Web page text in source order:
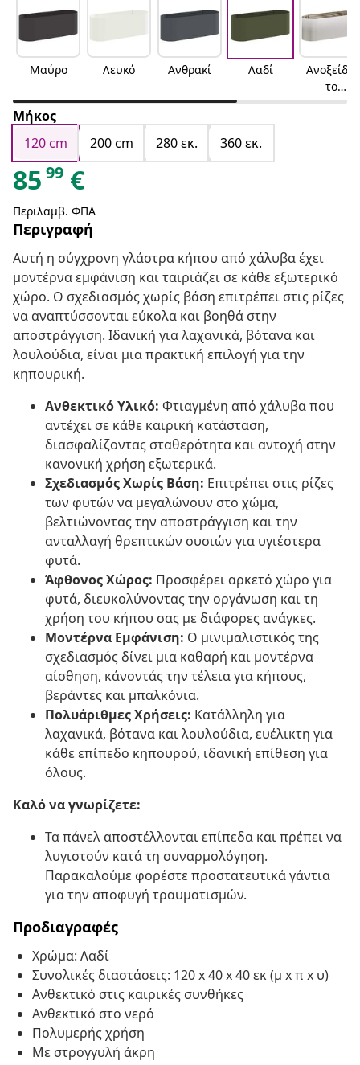
Μαύρο Λευκό Ανθρακί Λαδί
Ανοξείδω
το
ατσάλι
Μήκος
120 cm
200 cm 280 εκ. 360 εκ.
85 99 €
Περιλαμβ. ΦΠΑ
Περιγραφή
Αυτή η σύγχρονη γλάστρα κήπου από χάλυβα έχει
μοντέρνα εμφάνιση και ταιριάζει σε κάθε εξωτερικό
χώρο. Ο σχεδιασμός χωρίς βάση επιτρέπει στις ρίζες
να αναπτύσσονται εύκολα και βοηθά στην
αποστράγγιση. Ιδανική για λαχανικά, βότανα και
λουλούδια, είναι μια πρακτική επιλογή για την
κηπουρική.
Ανθεκτικό Υλικό: Φτιαγμένη από χάλυβα που
αντέχει σε κάθε καιρική κατάσταση,
διασφαλίζοντας σταθερότητα και αντοχή στην
κανονική χρήση εξωτερικά.
Σχεδιασμός Χωρίς Βάση: Επιτρέπει στις ρίζες
των φυτών να μεγαλώνουν στο χώμα,
βελτιώνοντας την αποστράγγιση και την
ανταλλαγή θρεπτικών ουσιών για υγιέστερα
φυτά.
Άφθονος Χώρος: Προσφέρει αρκετό χώρο για
φυτά, διευκολύνοντας την οργάνωση και τη
χρήση του κήπου σας με διάφορες ανάγκες.
Μοντέρνα Εμφάνιση: Ο μινιμαλιστικός της
σχεδιασμός δίνει μια καθαρή και μοντέρνα
αίσθηση, κάνοντάς την τέλεια για κήπους,
βεράντες και μπαλκόνια.
Πολυάριθμες Χρήσεις: Κατάλληλη για
λαχανικά, βότανα και λουλούδια, ευέλικτη για
κάθε επίπεδο κηπουρού, ιδανική επίθεση για
όλους.
Καλό να γνωρίζετε:
Τα πάνελ αποστέλλονται επίπεδα και πρέπει να
λυγιστούν κατά τη συναρμολόγηση.
Παρακαλούμε φορέστε προστατευτικά γάντια
για την αποφυγή τραυματισμών.
Προδιαγραφές
Χρώμα: Λαδί
Συνολικές διαστάσεις: 120 x 40 x 40 εκ (μ x π x υ)
Ανθεκτικό στις καιρικές συνθήκες
Ανθεκτικό στο νερό
Πολυμερής χρήση
Με στρογγυλή άκρη